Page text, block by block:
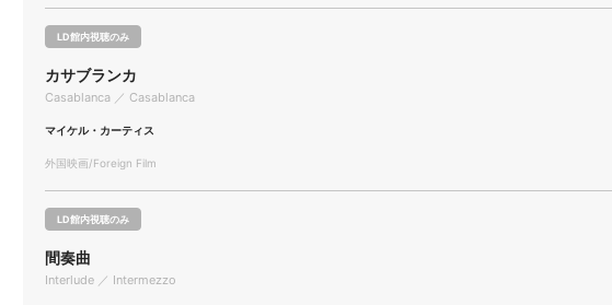
LD館内視聴のみ
カサブランカ
Casablanca ／ Casablanca
マイケル・カーティス
外国映画/Foreign Film
LD館内視聴のみ
間奏曲
Interlude ／ Intermezzo